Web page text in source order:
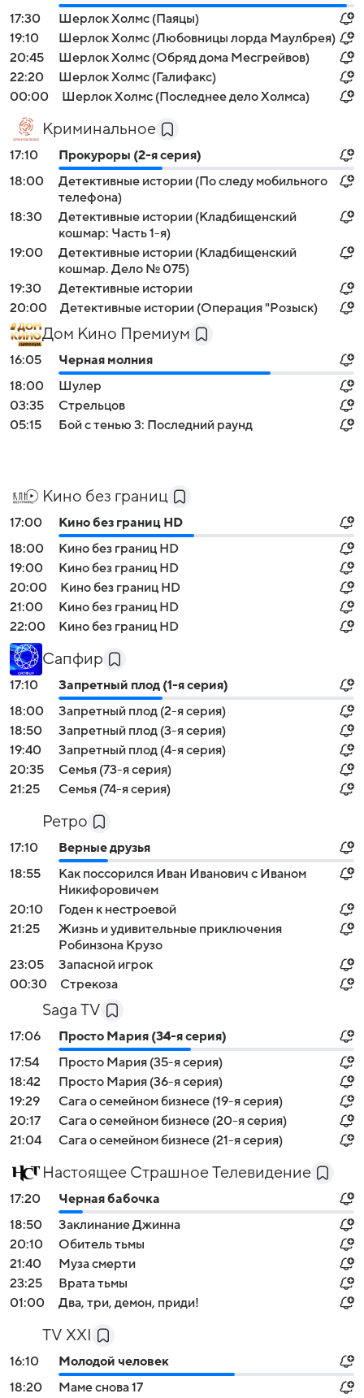
17:30
Шерлок Холмс (Паяцы)
19:10
Шерлок Холмс (Любовницы лорда Маулбрея)
20:45
Шерлок Холмс (Обряд дома Месгрейвов)
22:20
Шерлок Холмс (Галифакс)
00:00
Шерлок Холмс (Последнее дело Холмса)
Криминальное
17:10
Прокуроры (2-я серия)
18:00
Детективные истории (По следу мобильного
телефона)
18:30
Детективные истории (Кладбищенский
кошмар: Часть 1-я)
19:00
Детективные истории (Кладбищенский
кошмар. Дело № 075)
19:30
Детективные истории
20:00
Детективные истории (Операция "Розыск)
Дом Кино Премиум
16:05
Черная молния
18:00
Шулер
03:35
Стрельцов
05:15
Бой с тенью 3: Последний раунд
Кино без границ
17:00
Кино без границ HD
18:00
Кино без границ HD
19:00
Кино без границ HD
20:00
Кино без границ HD
21:00
Кино без границ HD
22:00
Кино без границ HD
Сапфир
17:10
Запретный плод (1-я серия)
18:00
Запретный плод (2-я серия)
18:50
Запретный плод (3-я серия)
19:40
Запретный плод (4-я серия)
20:35
Семья (73-я серия)
21:25
Семья (74-я серия)
Ретро
17:10
Верные друзья
18:55
Как поссорился Иван Иванович с Иваном
Никифоровичем
20:10
Годен к нестроевой
21:25
Жизнь и удивительные приключения
Робинзона Крузо
23:05
Запасной игрок
00:30
Стрекоза
Saga TV
17:06
Просто Мария (34-я серия)
17:54
Просто Мария (35-я серия)
18:42
Просто Мария (36-я серия)
19:29
Сага о семейном бизнесе (19-я серия)
20:17
Сага о семейном бизнесе (20-я серия)
21:04
Сага о семейном бизнесе (21-я серия)
Настоящее Страшное Телевидение
17:20
Черная бабочка
18:50
Заклинание Джинна
20:10
Обитель тьмы
21:40
Муза смерти
23:25
Врата тьмы
01:00
Два, три, демон, приди!
TV XXI
16:10
Молодой человек
18:20
Маме снова 17